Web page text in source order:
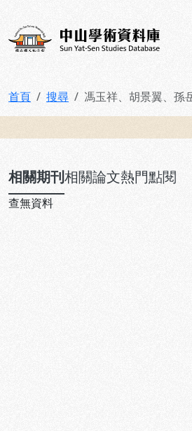
中山學術資料庫
首頁 搜尋 馮玉祥、胡景翼、孫
相關期刊相關論文熱門點閱
查無資料